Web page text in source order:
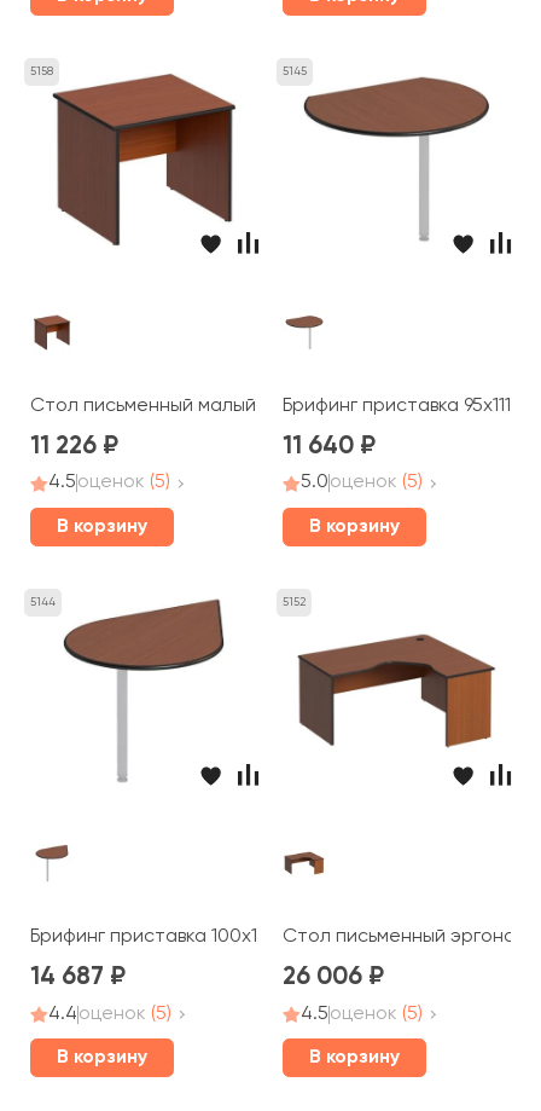
5158
Стол письменный малый 86x80x75 Дин-Р
11 226
4.5оценок (5)
В корзину
5145
Брифинг приставка
11 640
5.0оценок (5)
В корзину
5144
Брифинг приставка 100x132x2,5 Дин-Р
14 687
4.4оценок (5)
В корзину
5152
Стол письменный
26 006
4.5оценок (5)
В корзину